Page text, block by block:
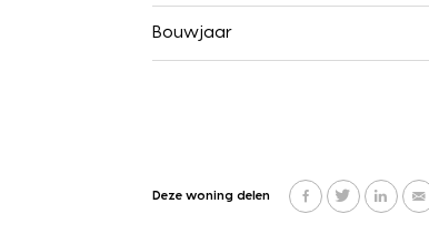
Bouwjaar
Deze woning delen